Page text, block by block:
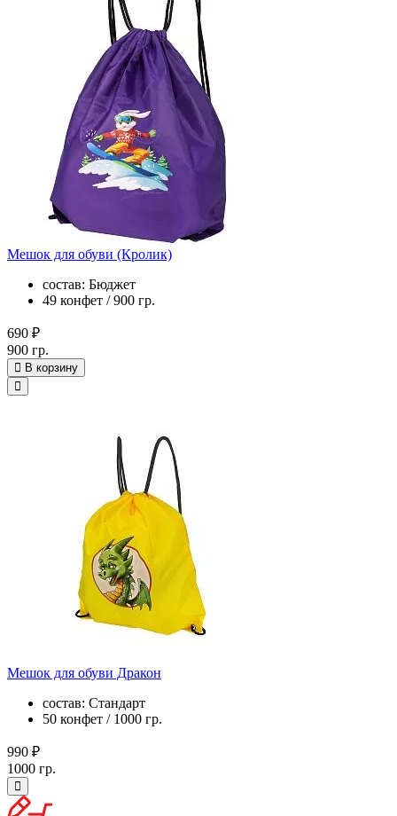
Мешок для обуви (Кролик)
состав: Бюджет
49 конфет / 900 гр.
690 ₽
900 гр.
В корзину
Мешок для обуви Дракон
состав: Стандарт
50 конфет / 1000 гр.
990 ₽
1000 гр.